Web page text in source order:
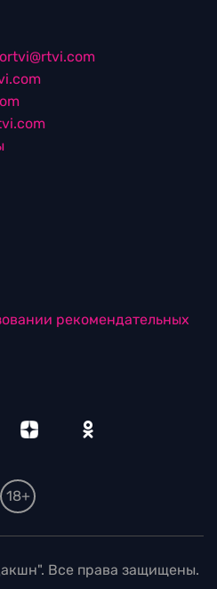
рекомендательных
18+
Все права защищены.